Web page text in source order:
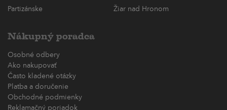
Partizánske
Žiar nad Hronom
Nákupný poradca
Osobné odbery
Ako nakupovať
Často kladené otázky
Platba a doručenie
Obchodné podmienky
Reklamačný poriadok